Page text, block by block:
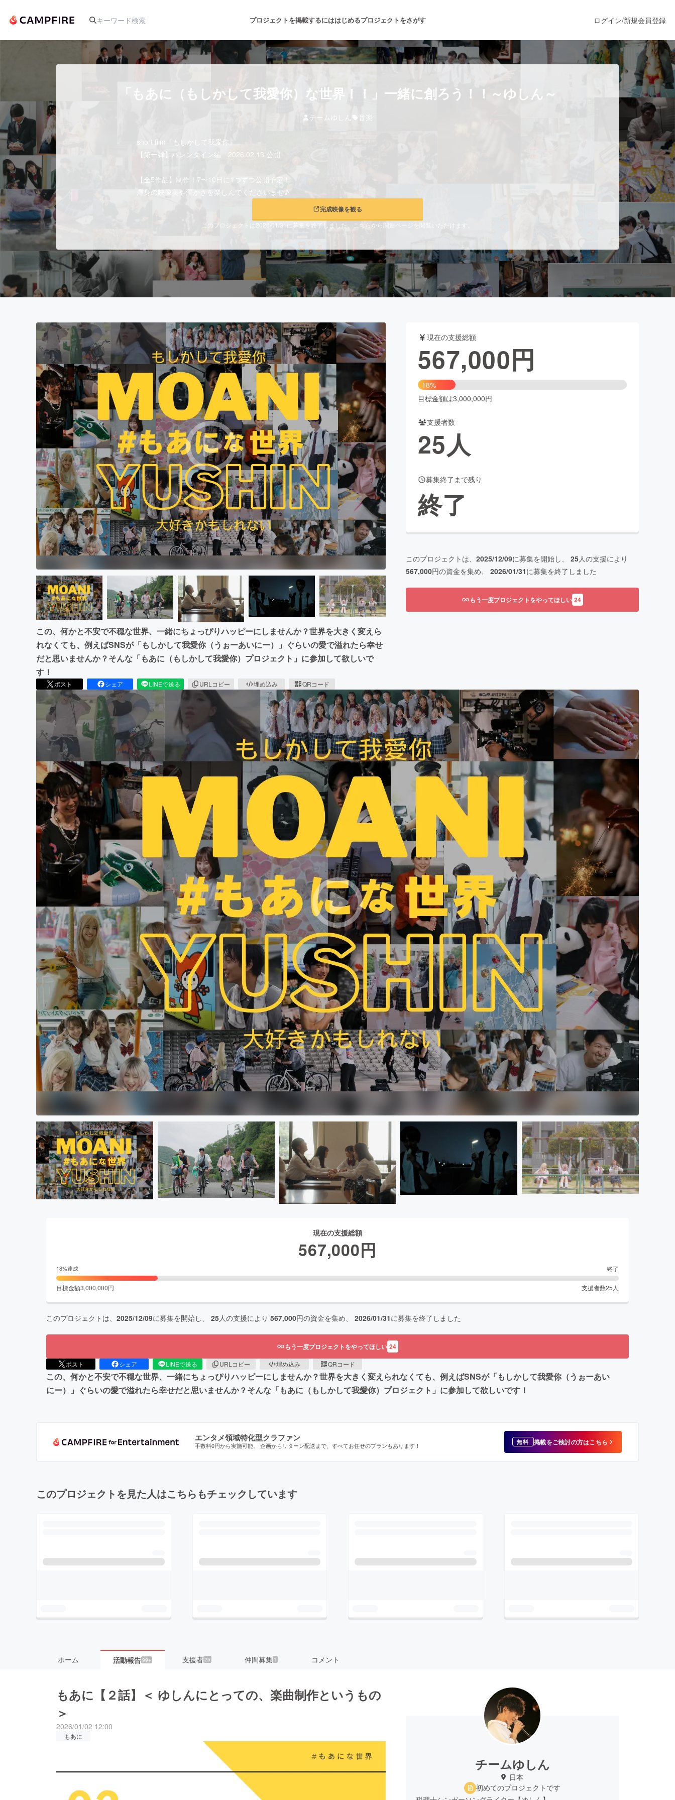
プロジェクトを掲載するにははじめるプロジェクトをさがす
注目のリターン注目の新着プロジェクト 募集終了が近いプロジェクト もうすぐ公開されます
舞台・パフォーマンス
テクノロジー・ガジェット ゲーム・サービス開発
書籍・雑誌出版
CAMPFIRE for Social GoodCAMPFIRE Creation
CAMPFIREふるさと納税 machi-yaコミュニティ
ログイン/新規会員登録
「もあに（もしかして我愛你）な世界！！」一緒に創ろう！！～ゆしん～
チームゆしん 音楽
short film『もしかして我愛你』
【第一弾】バレンタイン編 2026.02.13 公開
【全5作品】制作！7〜10日に1つずつ公開予定！
渾身の映像美や温かさを楽しんでくださいませ♪
完成映像を観る
このプロジェクトは2026/01/31に募集を終了しました。こちらから関連ページを閲覧いただけます。
この、何かと不安で不穏な世界、一緒にちょっぴりハッピーにしませんか？世界を大きく変えら
れなくても、例えばSNSが「もしかして我愛你（うぉーあいにー）」ぐらいの愛で溢れたら幸せ
だと思いませんか？そんな「もあに（もしかして我愛你）プロジェクト」に参加して欲しいで
す！
ポスト シェア LINEで送る URLコピー 埋め込み QRコード
現在の支援総額
567,000円
18%
目標金額は3,000,000円
支援者数
25人
募集終了まで残り
終了
このプロジェクトは、 2025/12/09に募集を開始し、 25人の支援により
567,000円の資金を集め、 2026/01/31に募集を終了しました
もう一度プロジェクトをやってほしい 24
現在の支援総額
567,000円
18%達成 終了
目標金額3,000,000円 支援者数25 人
このプロジェクトは、 2025/12/09に募集を開始し、 25人の支援により 567,000円の資金を集め、 2026/01/31に募集を終了しました
もう一度プロジェクトをやってほしい 24
ポスト シェア LINEで送る URLコピー 埋め込み QRコード
この、何かと不安で不穏な世界、一緒にちょっぴりハッピーにしませんか？世界を大きく変えられなくても、例えばSNSが「もしかして我愛你（うぉーあい
にー）」ぐらいの愛で溢れたら幸せだと思いませんか？そんな「もあに（もしかして我愛你）プロジェクト」に参加して欲しいです！
エンタメ領域特化型クラファン
手数料0円から実施可能。 企画からリターン配送まで、すべてお任せのプランもあります！ 無料 掲載をご検討の方はこちら
このプロジェクトを見た人はこちらもチェックしています
ホーム 活動報告99+ 支援者25 仲間募集 1 コメント
もあに【２話】＜ ゆしんにとっての、楽曲制作というもの
＞
2026/01/02 12:00
もあに
チームゆしん
日本
初めてのプロジェクトです